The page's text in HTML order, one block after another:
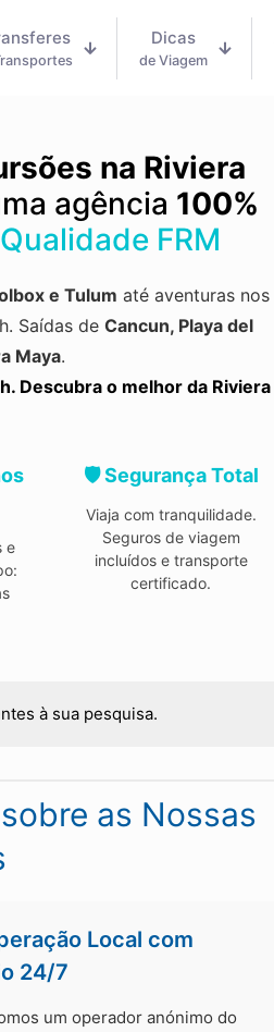
Dicas
de Viagem
na Riviera
agência 100%
FRM
e Tulum até aventuras nos
Saídas deCancun, Playa del
Maya.
Descubra o melhor da Riviera
e
🛡️ Segurança Total
Viaja com tranquilidade.
Seguros de viagem
incluídos e transporte
certificado.
à sua pesquisa.
as Nossas
Local com
24/7
um operador anónimo do